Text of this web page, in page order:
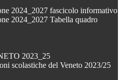
2024_2027 fascicolo informativo
2024_2027 Tabella quadro
2023_25
scolastiche del Veneto 2023/25